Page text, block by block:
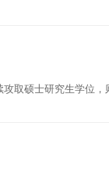
取硕士研究生学位，